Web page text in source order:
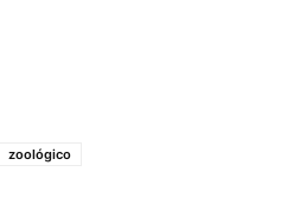
zoológico